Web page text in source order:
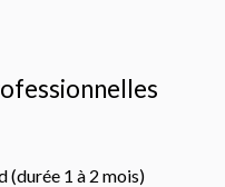
(durée 1 à 2 mois)